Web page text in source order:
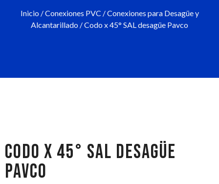
Inicio/Conexiones PVC /Conexiones para Desagüe y
Alcantarillado / Codo x 45° SAL desagüe Pavco
CODO X 45° SAL DESAGÜE
PAVCO